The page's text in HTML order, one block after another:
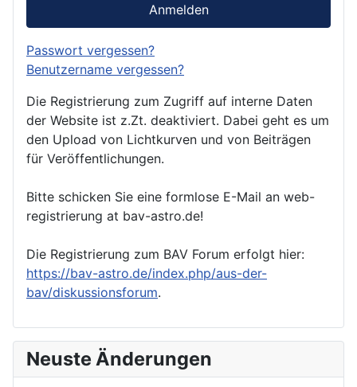
Anmelden
Passwort vergessen?
Benutzername vergessen?
Die Registrierung zum Zugriff auf interne Daten
der Website ist z.Zt. deaktiviert. Dabei geht es um
den Upload von Lichtkurven und von Beiträgen
für Veröffentlichungen.
Bitte schicken Sie eine formlose E-Mail an web-
registrierung at bav-astro.de!
Die Registrierung zum BAV Forum erfolgt hier:
https://bav-astro.de/index.php/aus-der-
bav/diskussionsforum.
Neuste Änderungen